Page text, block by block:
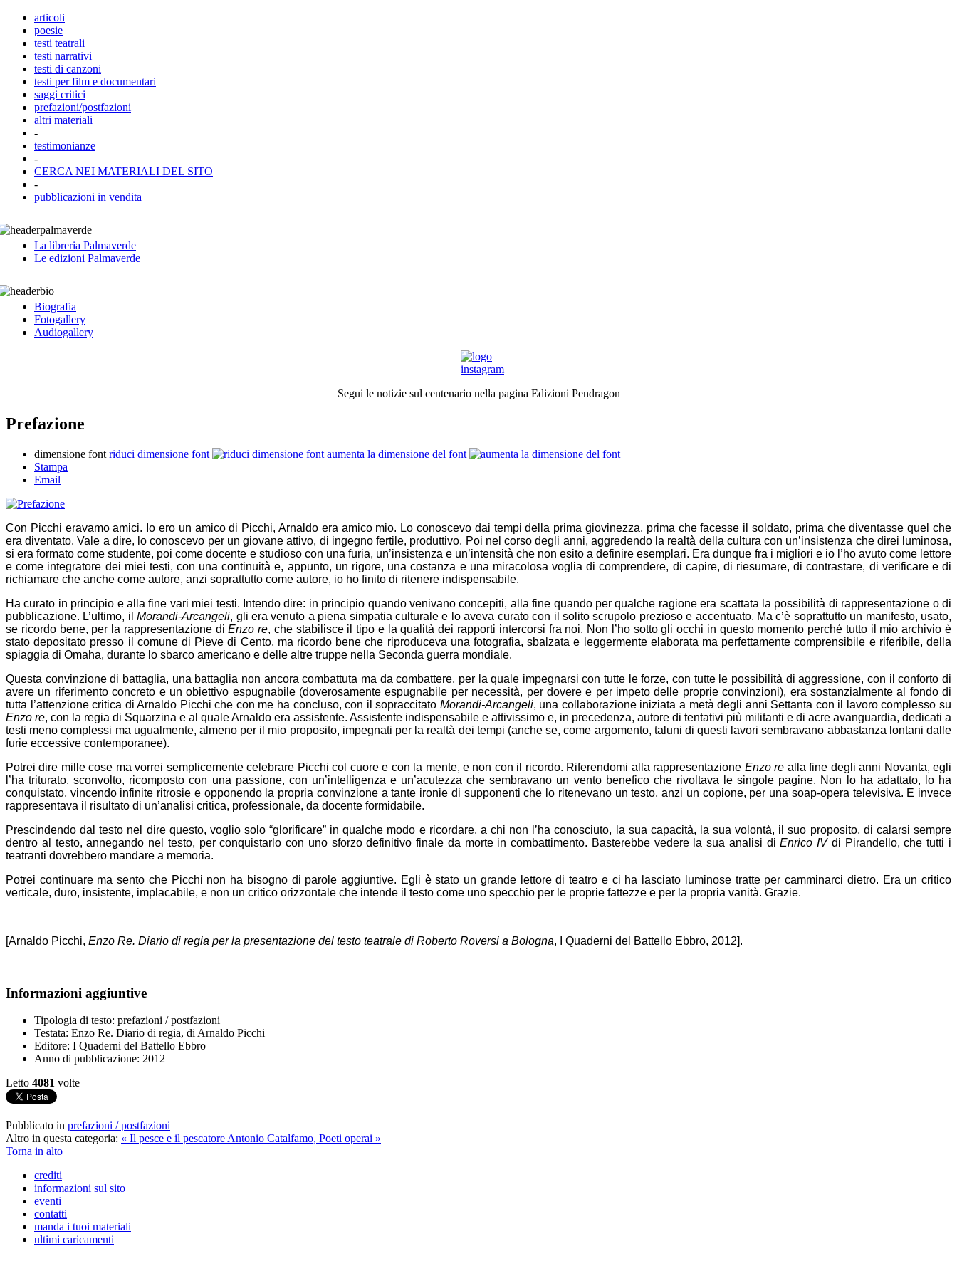
articoli
poesie
testi teatrali
testi narrativi
testi di canzoni
testi per film e documentari
saggi critici
prefazioni/postfazioni
altri materiali
-
testimonianze
-
CERCA NEI MATERIALI DEL SITO
-
pubblicazioni in vendita
La libreria Palmaverde
Le edizioni Palmaverde
Biografia
Fotogallery
Audiogallery
Segui le notizie sul centenario nella pagina Edizioni Pendragon
Prefazione
dimensione font riduci dimensione font
aumenta la dimensione del font
Stampa
Email
Con Picchi eravamo amici. Io ero un amico di Picchi, Arnaldo era amico mio. Lo conoscevo dai tempi della prima giovinezza, prima che facesse il soldato, prima che diventasse quel che
era diventato. Vale a dire, lo conoscevo per un giovane attivo, di ingegno fertile, produttivo. Poi nel corso degli anni, aggredendo la realtà della cultura con un’insistenza che direi luminosa,
si era formato come studente, poi come docente e studioso con una furia, un’insistenza e un’intensità che non esito a definire esemplari. Era dunque fra i migliori e io l’ho avuto come lettore
e come integratore dei miei testi, con una continuità e, appunto, un rigore, una costanza e una miracolosa voglia di comprendere, di capire, di riesumare, di contrastare, di verificare e di
richiamare che anche come autore, anzi soprattutto come autore, io ho finito di ritenere indispensabile.
Ha curato in principio e alla fine vari miei testi. Intendo dire: in principio quando venivano concepiti, alla fine quando per qualche ragione era scattata la possibilità di rappresentazione o di
pubblicazione. L’ultimo, ilMorandi-Arcangeli, gli era venuto a piena simpatia culturale e lo aveva curato con il solito scrupolo prezioso e accentuato. Ma c’è soprattutto un manifesto, usato,
se ricordo bene, per la rappresentazione diEnzo re, che stabilisce il tipo e la qualità dei rapporti intercorsi fra noi. Non l’ho sotto gli occhi in questo momento perché tutto il mio archivio è
stato depositato presso il comune di Pieve di Cento, ma ricordo bene che riproduceva una fotografia, sbalzata e leggermente elaborata ma perfettamente comprensibile e riferibile, della
spiaggia di Omaha, durante lo sbarco americano e delle altre truppe nella Seconda guerra mondiale.
Questa convinzione di battaglia, una battaglia non ancora combattuta ma da combattere, per la quale impegnarsi con tutte le forze, con tutte le possibilità di aggressione, con il conforto di
avere un riferimento concreto e un obiettivo espugnabile (doverosamente espugnabile per necessità, per dovere e per impeto delle proprie convinzioni), era sostanzialmente al fondo di
tutta l’attenzione critica di Arnaldo Picchi che con me ha concluso, con il sopraccitato Morandi-Arcangeli, una collaborazione iniziata a metà degli anni Settanta con il lavoro complesso su
Enzo re, con la regia di Squarzina e al quale Arnaldo era assistente. Assistente indispensabile e attivissimo e, in precedenza, autore di tentativi più militanti e di acre avanguardia, dedicati a
testi meno complessi ma ugualmente, almeno per il mio proposito, impegnati per la realtà dei tempi (anche se, come argomento, taluni di questi lavori sembravano abbastanza lontani dalle
furie eccessive contempora­nee).
Potrei dire mille cose ma vorrei semplicemente celebrare Picchi col cuore e con la mente, e non con il ricordo. Riferendomi alla rappresentazione Enzo re alla fine degli anni Novanta, egli
l’ha triturato, sconvolto, ricomposto con una passione, con un’intelligenza e un’acutezza che sembravano un vento benefico che rivoltava le singole pagine. Non lo ha adattato, lo ha
conquistato, vincendo infinite ritrosie e opponendo la propria convinzione a tante ironie di supponenti che lo ritenevano un testo, anzi un copione, per una soap-opera televisiva. E invece
rappresentava il risultato di un’analisi critica, professionale, da docente formidabile.
Prescindendo dal testo nel dire questo, voglio solo “glorificare” in qualche modo e ricordare, a chi non l’ha conosciuto, la sua capacità, la sua volontà, il suo proposito, di calarsi sempre
dentro al testo, annegando nel testo, per conquistarlo con uno sforzo definitivo finale da morte in combattimento. Basterebbe vedere la sua analisi diEnrico IVdi Pirandello, che tutti i
teatranti dovrebbero mandare a memoria.
Potrei continuare ma sento che Picchi non ha bisogno di parole aggiuntive. Egli è stato un grande lettore di teatro e ci ha lasciato luminose tratte per camminarci dietro. Era un critico
verticale, duro, insistente, implacabile, e non un critico orizzontale che intende il testo come uno specchio per le proprie fattezze e per la propria vanità. Grazie.
[Arnaldo Picchi, Enzo Re. Diario di regia per la presentazione del testo teatrale di Roberto Roversi a Bologna, I Quaderni del Battello Ebbro, 2012].
Informazioni aggiuntive
Tipologia di testo: prefazioni / postfazioni
Testata: Enzo Re. Diario di regia, di Arnaldo Picchi
Editore: I Quaderni del Battello Ebbro
Anno di pubblicazione: 2012
Letto 4081 volte
Pubblicato in prefazioni / postfazioni
Altro in questa categoria: « Il pesce e il pescatore Antonio Catalfamo, Poeti operai »
Torna in alto
crediti
informazioni sul sito
eventi
contatti
manda i tuoi materiali
ultimi caricamenti